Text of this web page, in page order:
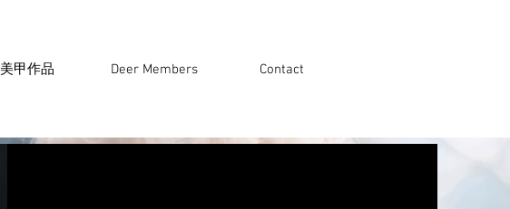
美甲作品 Deer Members Contact